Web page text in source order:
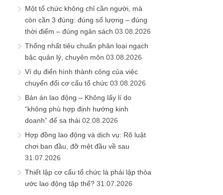
Một tổ chức không chỉ cần người, mà
còn cần 3 đúng: đúng số lượng – đúng
thời điểm – đúng ngân sách 03.08.2026
Thống nhất tiêu chuẩn phân loại ngạch
bậc quản lý, chuyên môn 03.08.2026
Ví dụ điển hình thành công của việc
chuyển đổi cơ cấu tổ chức 03.08.2026
Bản án lao động – Không lấy lí do
“không phù hợp định hướng kinh
doanh” để sa thải 02.08.2026
Hợp đồng lao động và dịch vụ: Rõ luật
chơi ban đầu, đỡ mệt đầu về sau
31.07.2026
Thiết lập cơ cấu tổ chức là phải lập thỏa
ước lao động tập thể? 31.07.2026